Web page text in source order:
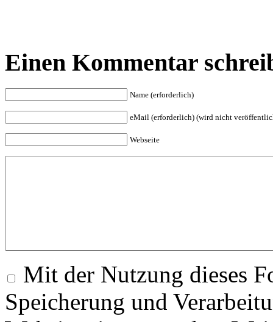
Einen Kommentar
Name (erforderlich)
eMail (erforderlich) (wird nicht
Webseite
Mit der Nutzung dieses
Speicherung und